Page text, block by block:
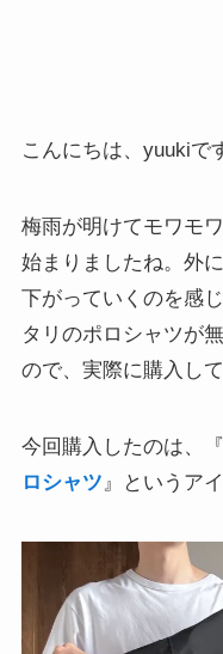
こんにちは、yuukiで
梅雨が明けてモワモ
始まりましたね。外
下がっていくのを感
タリのポロシャツが
ので、実際に購入して
今回購入したのは、『
ロシャツ』というア